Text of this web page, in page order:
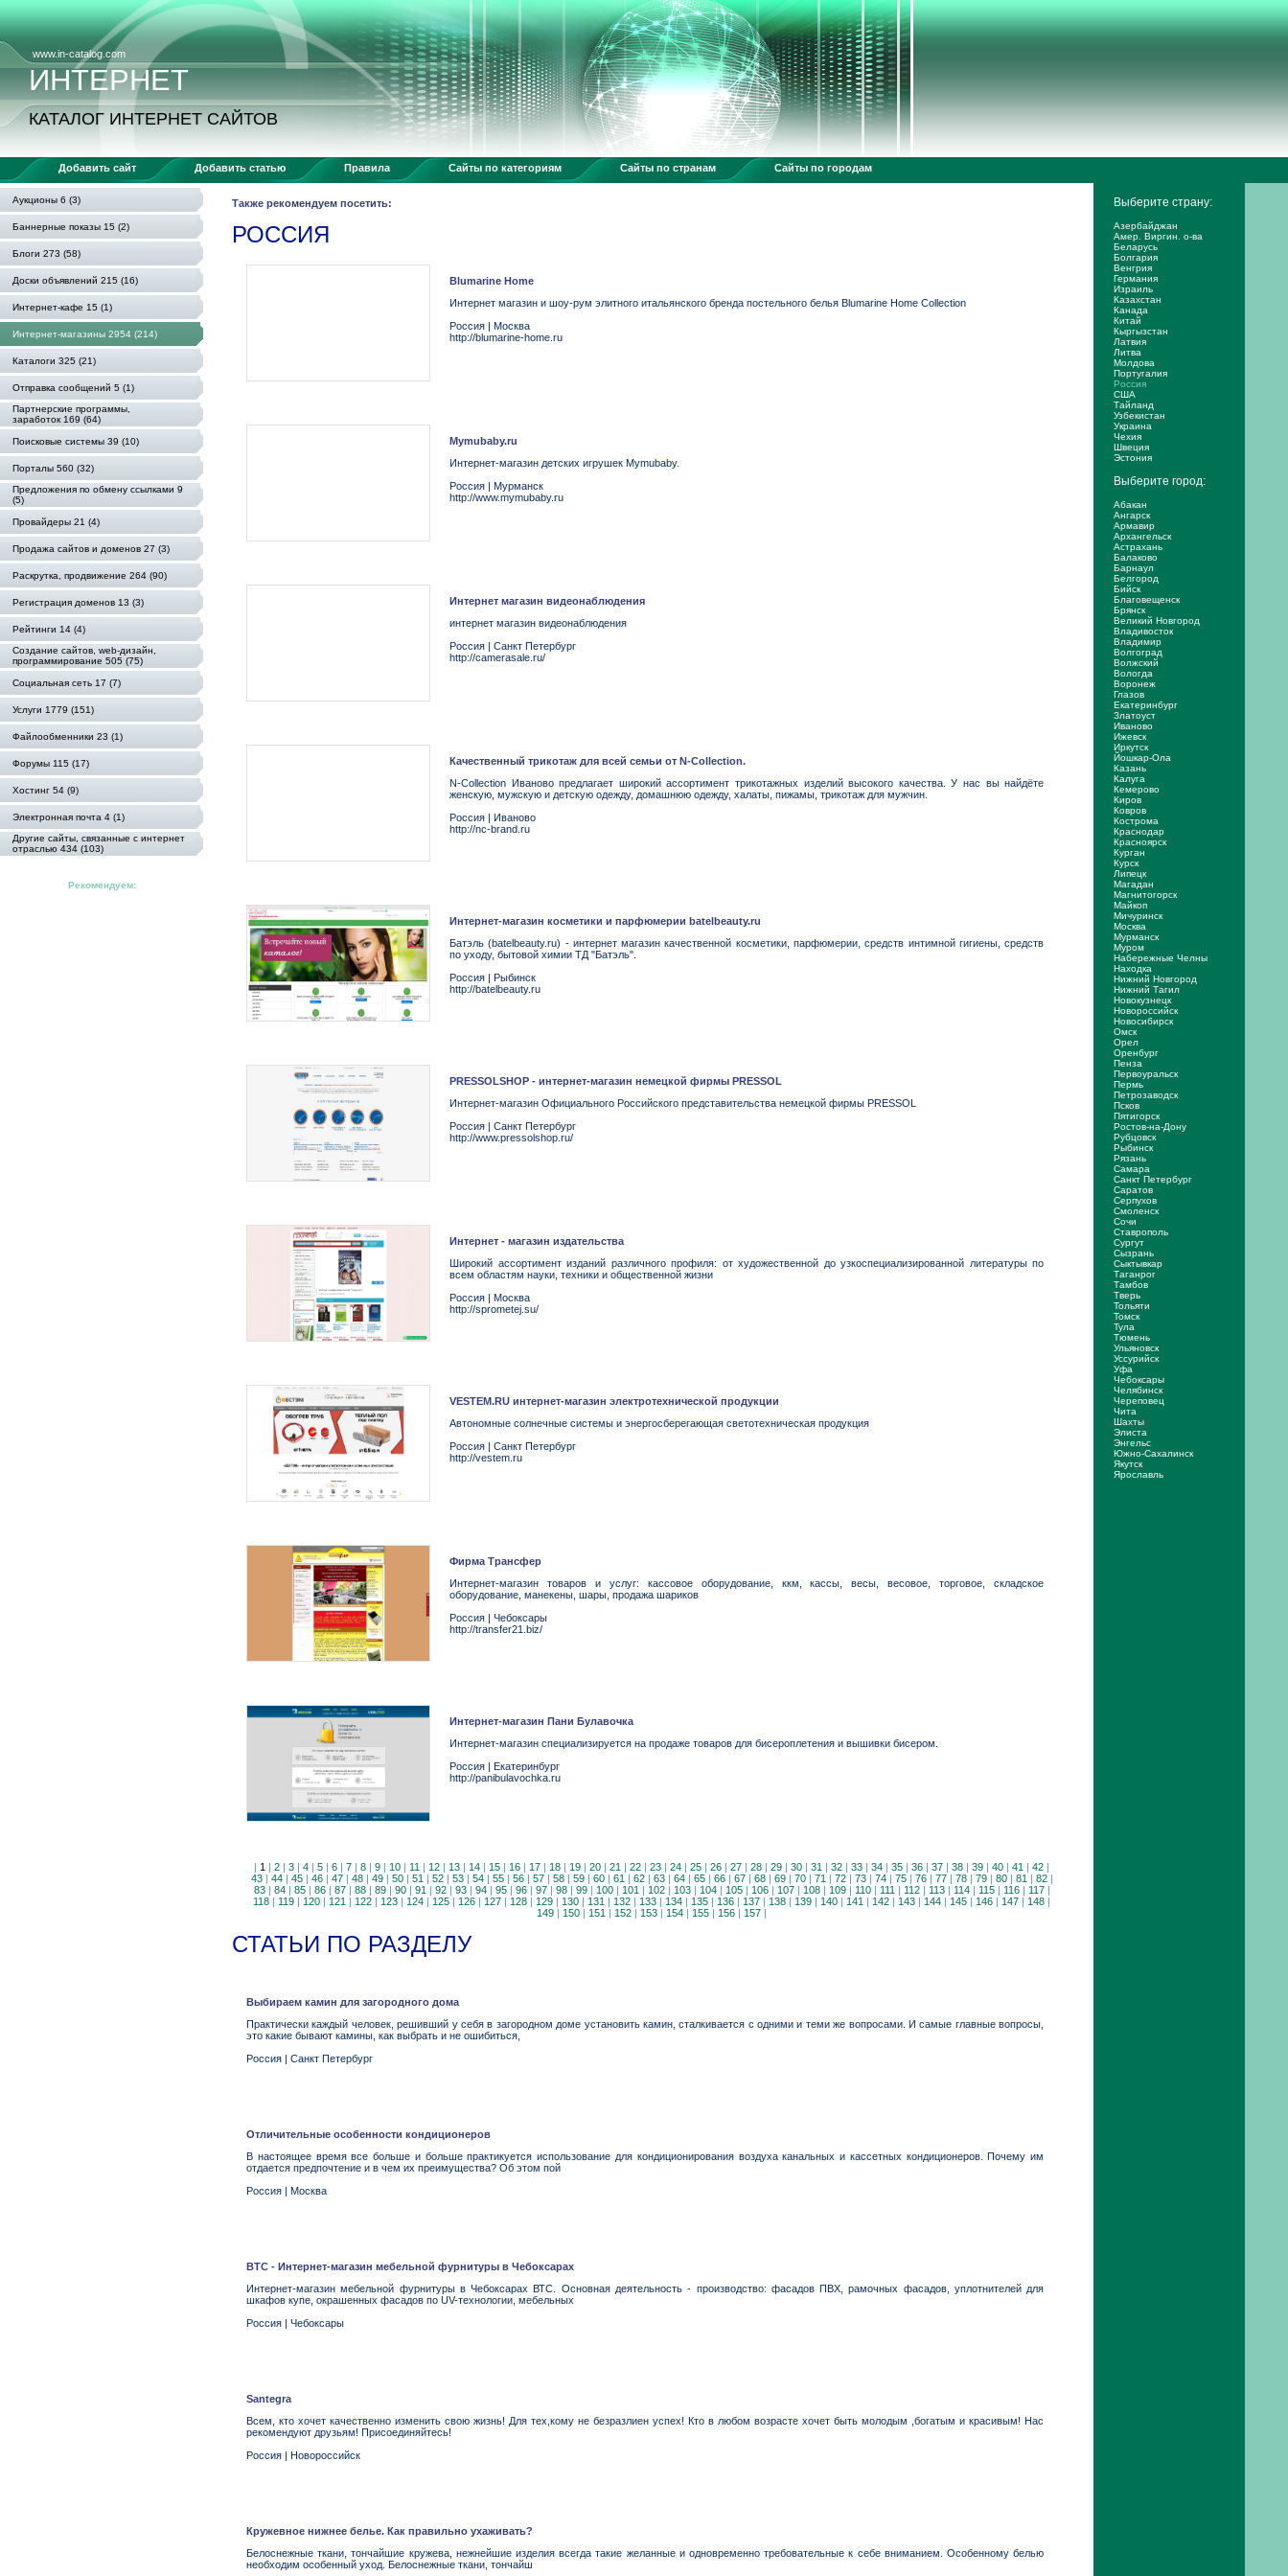
www.in-catalog.com
ИНТЕРНЕТ
КАТАЛОГ ИНТЕРНЕТ САЙТОВ
Добавить сайт Добавить статью Правила Сайты по категориям Сайты по странам Сайты по городам
Аукционы 6 (3)
Баннерные показы 15 (2)
Блоги 273 (58)
Доски объявлений 215 (16)
Интернет-кафе 15 (1)
Интернет-магазины 2954 (214)
Каталоги 325 (21)
Отправка сообщений 5 (1)
Партнерские программы,
заработок 169 (64)
Поисковые системы 39 (10)
Порталы 560 (32)
Предложения по обмену ссылками 9
(5)
Провайдеры 21 (4)
Продажа сайтов и доменов 27 (3)
Раскрутка, продвижение 264 (90)
Регистрация доменов 13 (3)
Рейтинги 14 (4)
Создание сайтов, web-дизайн,
программирование 505 (75)
Социальная сеть 17 (7)
Услуги 1779 (151)
Файлообменники 23 (1)
Форумы 115 (17)
Хостинг 54 (9)
Электронная почта 4 (1)
Другие сайты, связанные с интернет
отраслью 434 (103)
Рекомендуем:
Также рекомендуем посетить:
РОССИЯ
Blumarine Home
Интернет магазин и шоу-рум элитного итальянского бренда постельного белья Blumarine Home Collection
Россия | Москва
http://blumarine-home.ru
Mymubaby.ru
Интернет-магазин детских игрушек Mymubaby.
Россия | Мурманск
http://www.mymubaby.ru
Интернет магазин видеонаблюдения
интернет магазин видеонаблюдения
Россия | Санкт Петербург
http://camerasale.ru/
Качественный трикотаж для всей семьи от N-Collection.
N-Collection Иваново предлагает широкий ассортимент трикотажных изделий высокого качества. У нас вы найдёте
женскую, мужскую и детскую одежду, домашнюю одежду, халаты, пижамы, трикотаж для мужчин.
Россия | Иваново
http://nc-brand.ru
Интернет-магазин косметики и парфюмерии batelbeauty.ru
Батэль (batelbeauty.ru) - интернет магазин качественной косметики, парфюмерии, средств интимной гигиены, средств
по уходу, бытовой химии ТД "Батэль".
Россия | Рыбинск
http://batelbeauty.ru
PRESSOLSHOP - интернет-магазин немецкой фирмы PRESSOL
Интернет-магазин Официального Российского представительства немецкой фирмы PRESSOL
Россия | Санкт Петербург
http://www.pressolshop.ru/
Интернет - магазин издательства
Широкий ассортимент изданий различного профиля: от художественной до узкоспециализированной литературы по
всем областям науки, техники и общественной жизни
Россия | Москва
http://sprometej.su/
VESTEM.RU интернет-магазин электротехнической продукции
Автономные солнечные системы и энергосберегающая светотехническая продукция
Россия | Санкт Петербург
http://vestem.ru
Фирма Трансфер
Интернет-магазин товаров и услуг: кассовое оборудование, ккм, кассы, весы, весовое, торговое, складское
оборудование, манекены, шары, продажа шариков
Россия | Чебоксары
http://transfer21.biz/
Интернет-магазин Пани Булавочка
Интернет-магазин специализируется на продаже товаров для бисероплетения и вышивки бисером.
Россия | Екатеринбург
http://panibulavochka.ru
| 1 | 2 | 3 | 4 | 5 | 6 | 7 | 8 | 9 | 10 | 11 | 12 | 13 | 14 | 15 | 16 | 17 | 18 | 19 | 20 | 21 | 22 | 23 | 24 | 25 | 26 | 27 | 28 | 29 | 30 | 31 | 32 | 33 | 34 | 35 | 36 | 37 | 38 | 39 | 40 | 41 | 42 |
43| 44| 45| 46| 47| 48| 49| 50| 51 | 52| 53| 54| 55| 56| 57| 58| 59| 60| 61 | 62| 63| 64| 65| 66| 67| 68| 69| 70| 71 | 72| 73| 74| 75| 76| 77| 78| 79| 80| 81 | 82|
83| 84| 85| 86| 87| 88| 89| 90| 91 | 92| 93| 94| 95| 96| 97| 98| 99| 100| 101 | 102| 103| 104| 105| 106| 107| 108| 109| 110| 111 | 112| 113| 114| 115| 116| 117|
118 | 119 | 120 | 121 | 122 | 123 | 124 | 125 | 126 | 127 | 128 | 129 | 130 | 131 | 132 | 133 | 134 | 135 | 136 | 137 | 138 | 139 | 140 | 141 | 142 | 143 | 144 | 145 | 146 | 147 | 148 |
149 | 150 | 151 | 152 | 153 | 154 | 155 | 156 | 157 |
СТАТЬИ ПО РАЗДЕЛУ
Выбираем камин для загородного дома
Практически каждый человек, решивший у себя в загородном доме установить камин, сталкивается с одними и теми же вопросами. И самые главные вопросы,
это какие бывают камины, как выбрать и не ошибиться,
Россия | Санкт Петербург
Отличительные особенности кондиционеров
В настоящее время все больше и больше практикуется использование для кондиционирования воздуха канальных и кассетных кондиционеров. Почему им
отдается предпочтение и в чем их преимущества? Об этом пой
Россия | Москва
ВТС - Интернет-магазин мебельной фурнитуры в Чебоксарах
Интернет-магазин мебельной фурнитуры в Чебоксарах ВТС. Основная деятельность - производство: фасадов ПВХ, рамочных фасадов, уплотнителей для
шкафов купе, окрашенных фасадов по UV-технологии, мебельных
Россия | Чебоксары
Santegra
Всем, кто хочет качественно изменить свою жизнь! Для тех,кому не безразлиен успех! Кто в любом возрасте хочет быть молодым ,богатым и красивым! Нас
рекомендуют друзьям! Присоединяйтесь!
Россия | Новороссийск
Кружевное нижнее белье. Как правильно ухаживать?
Белоснежные ткани, тончайшие кружева, нежнейшие изделия всегда такие желанные и одновременно требовательные к себе вниманием. Особенному белью
необходим особенный уход. Белоснежные ткани, тончайш
Выберите страну:
Азербайджан
Амер. Виргин. о-ва
Беларусь
Болгария
Венгрия
Германия
Израиль
Казахстан
Канада
Китай
Кыргызстан
Латвия
Литва
Молдова
Португалия
Россия
США
Тайланд
Узбекистан
Украина
Чехия
Швеция
Эстония
Выберите город:
Абакан
Ангарск
Армавир
Архангельск
Астрахань
Балаково
Барнаул
Белгород
Бийск
Благовещенск
Брянск
Великий Новгород
Владивосток
Владимир
Волгоград
Волжский
Вологда
Воронеж
Глазов
Екатеринбург
Златоуст
Иваново
Ижевск
Иркутск
Йошкар-Ола
Казань
Калуга
Кемерово
Киров
Ковров
Кострома
Краснодар
Красноярск
Курган
Курск
Липецк
Магадан
Магнитогорск
Майкоп
Мичуринск
Москва
Мурманск
Муром
Набережные Челны
Находка
Нижний Новгород
Нижний Тагил
Новокузнецк
Новороссийск
Новосибирск
Омск
Орел
Оренбург
Пенза
Первоуральск
Пермь
Петрозаводск
Псков
Пятигорск
Ростов-на-Дону
Рубцовск
Рыбинск
Рязань
Самара
Санкт Петербург
Саратов
Серпухов
Смоленск
Сочи
Ставрополь
Сургут
Сызрань
Сыктывкар
Таганрог
Тамбов
Тверь
Тольяти
Томск
Тула
Тюмень
Ульяновск
Уссурийск
Уфа
Чебоксары
Челябинск
Череповец
Чита
Шахты
Элиста
Энгельс
Южно-Сахалинск
Якутск
Ярослaвль